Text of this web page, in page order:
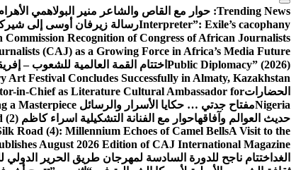
Trending News: حوار مع القاص والشاعر منير البولاهمي
Interpreter”: Exile’s cacophanyرسالة زيرفان أوسى إلى
Commission Recognition of Congress of African Journalists
(CAJ) as a Growing Force in Africa’s Media Future
Public Diplomacy” (2026) اختتام القمة العالمية للشعوب –
Art Festival Concludes Successfully in Almaty, Kazakhstan
الحضاراتin-Chief as Literature Cultural Ambassador for
Nigeriaمفتاح جدتي … حكايا الأسرار والرسائل a Masterpiece
حديث العوالم وآفاقهاحوار مع الفنانة التشكيلية اسراء كاظم (2)
Road (4): Millennium Echoes of Camel BellsA Visit to the
August 2026 Edition of CAJ International Magazine
الغد اختتام ناجح للدورة السادسة لمهرجان طريق الحرير الدولي